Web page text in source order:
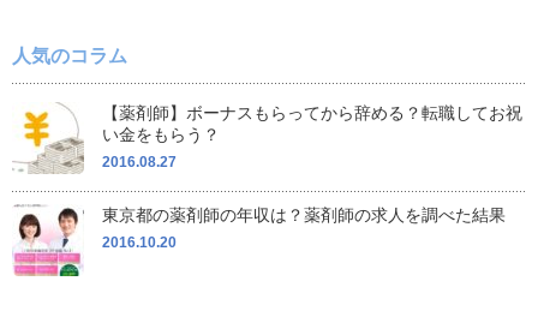
人気のコラム
【薬剤師】ボーナスもらってから辞める？転職してお祝
い金をもらう？
2016.08.27
東京都の薬剤師の年収は？薬剤師の求人を調べた結果
2016.10.20